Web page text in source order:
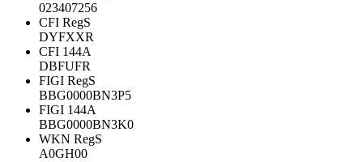
023407256
CFI RegS
DYFXXR
CFI 144A
DBFUFR
FIGI RegS
BBG0000BN3P5
FIGI 144A
BBG0000BN3K0
WKN RegS
A0GH00